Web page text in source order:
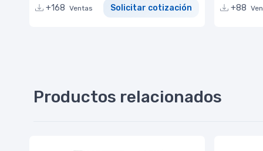
+168 Ventas Solicitar cotización
+88
Productos relacionados